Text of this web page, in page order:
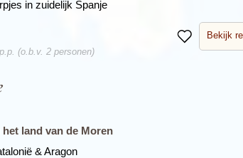
in zuidelijk Spanje
Bewaren
Bekijk
(o.b.v. 2 personen)
land van de Moren
& Aragon